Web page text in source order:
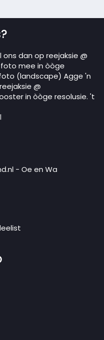
dan op reejaksie @
mee in òòge
(landscape) Agge 'n
@
in òòge resolusie. 't
- Oe en Wa